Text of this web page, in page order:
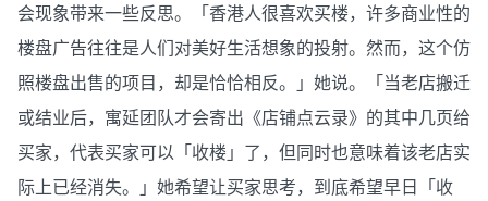
会现象带来一些反思。「香港人很喜欢买楼，许多商业性的
楼盘广告往往是人们对美好生活想象的投射。然而，这个仿
照楼盘出售的项目，却是恰恰相反。」她说。「当老店搬迁
或结业后，寓延团队才会寄出《店铺点云录》的其中几页给
买家，代表买家可以「收楼」了，但同时也意味着该老店实
际上已经消失。」她希望让买家思考，到底希望早日「收